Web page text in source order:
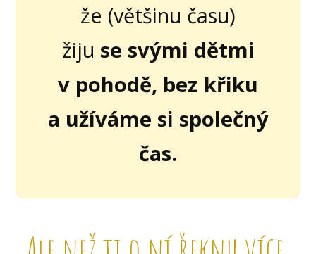
že (většinu času)
žiju se svými dětmi
v pohodě, bez křiku
a užíváme si společný
čas.